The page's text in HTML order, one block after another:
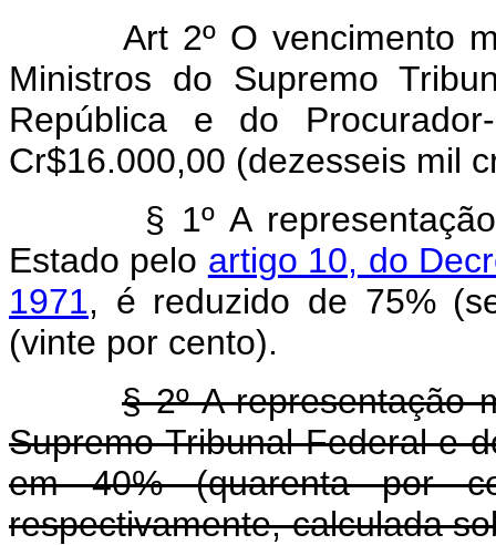
Art 2º O vencimento
Ministros do Supremo
República e do
Cr$16.000,00 (dezesseis mil
§ 1º A representação
Estado pelo artigo 10, do
1971, é reduzido de 75%
(vinte por cento).
§ 2º A representação
Supremo Tribunal Federal e
em 40% (quarenta por
respectivamente, calculada